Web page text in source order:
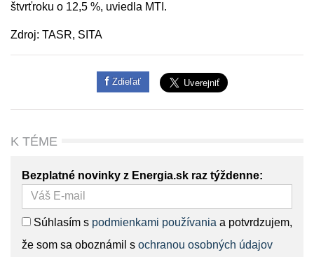
štvrťroku o 12,5 %, uviedla MTI.
Zdroj: TASR, SITA
Zdieľať
K TÉME
Bezplatné novinky z Energia.sk raz týždenne:
Súhlasím s podmienkami používania a potvrdzujem,
že som sa oboznámil s ochranou osobných údajov